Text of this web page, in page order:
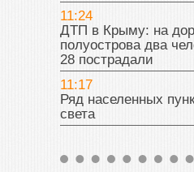
11:24
ДТП в Крыму: на
полуострова два
28 пострадали
11:17
Ряд населенных
света